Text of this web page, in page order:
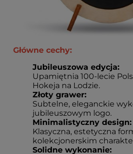
Główne cechy:
Jubileuszowa edycja:
Upamiętnia 100-lecie
Hokeja na Lodzie.
Złoty grawer:
Subtelne, eleganckie
jubileuszowym logo.
Minimalistyczny design:
Klasyczna, estetyczna
kolekcjonerskim
Solidne wykonanie: